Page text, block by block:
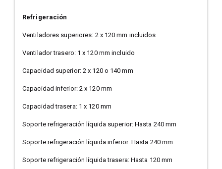
Refrigeración
Ventiladores superiores: 2 x 120 mm incluidos
Ventilador trasero: 1 x 120 mm incluido
Capacidad superior: 2 x 120 o 140 mm
Capacidad inferior: 2 x 120 mm
Capacidad trasera: 1 x 120 mm
Soporte refrigeración líquida superior: Hasta 240 mm
Soporte refrigeración líquida inferior: Hasta 240 mm
Soporte refrigeración líquida trasera: Hasta 120 mm